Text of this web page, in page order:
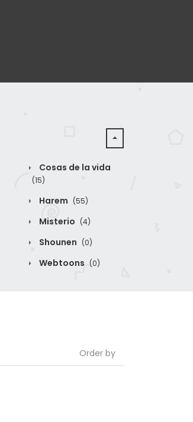
Cosas de la vida
(15)
Harem (55)
Misterio (4)
Shounen (0)
Webtoons (0)
Order by